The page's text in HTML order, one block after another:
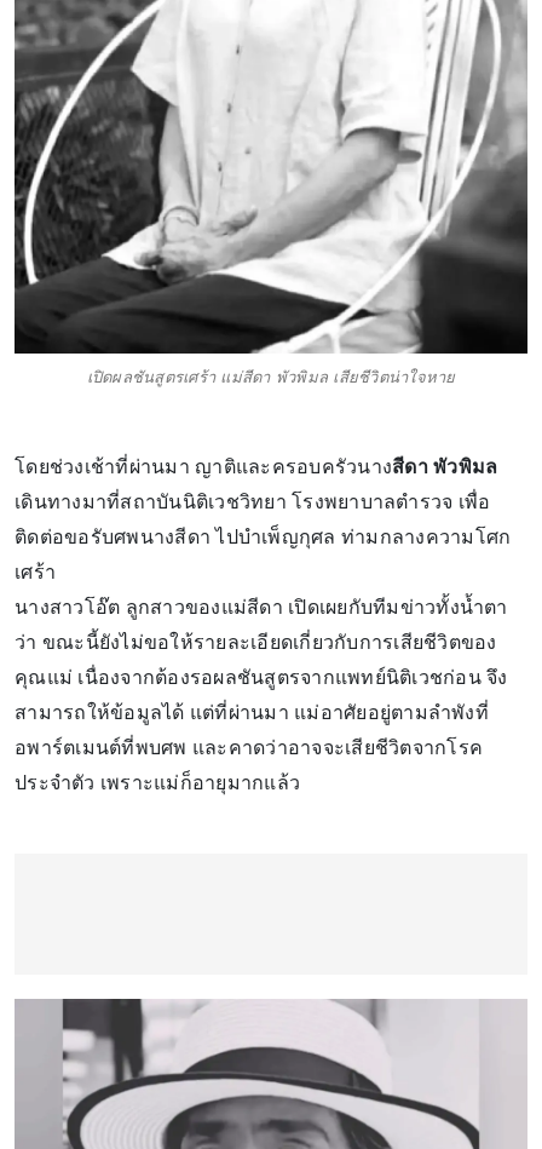
เปิดผลชันสูตรเศร้า แม่สีดา พัวพิมล เสียชีวิตน่าใจหาย
โดยช่วงเช้าที่ผ่านมา ญาติและครอบครัวนางสีดา พัวพิมล
เดินทางมาที่สถาบันนิติเวชวิทยา โรงพยาบาลตำรวจ เพื่อ
ติดต่อขอรับศพนางสีดา ไปบำเพ็ญกุศล ท่ามกลางความโศก
เศร้า
นางสาวโอ๊ต ลูกสาวของแม่สีดา เปิดเผยกับทีมข่าวทั้งน้ำตา
ว่า ขณะนี้ยังไม่ขอให้รายละเอียดเกี่ยวกับการเสียชีวิตของ
คุณแม่ เนื่องจากต้องรอผลชันสูตรจากแพทย์นิติเวชก่อน จึง
สามารถให้ข้อมูลได้ แต่ที่ผ่านมา แม่อาศัยอยู่ตามลำพังที่
อพาร์ตเมนต์ที่พบศพ และคาดว่าอาจจะเสียชีวิตจากโรค
ประจำตัว เพราะแม่ก็อายุมากแล้ว